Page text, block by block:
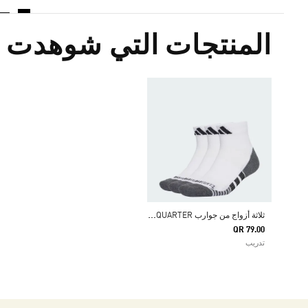
المنتجات التي شوهدت
ث
لاثة أزواج من جوارب PERFORMANCE CLIMACOOL CUSHIONED QUARTER
QR 79.00
تدريب